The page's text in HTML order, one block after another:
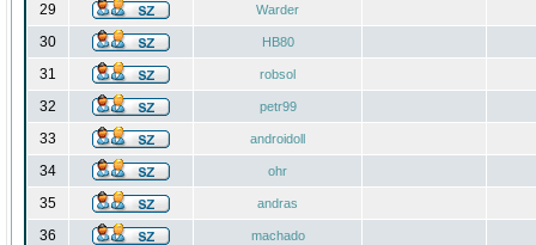
29 Warder
30 HB80
31 robsol
32 petr99
33 androidoll
34 ohr
35 andras
36 machado